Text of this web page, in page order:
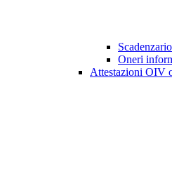
Oneri
Attestazioni OIV